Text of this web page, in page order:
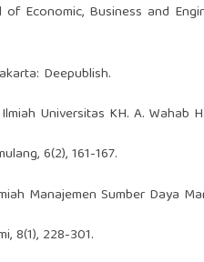
Economic, Business and
Deepublish.
Universitas KH. A. Wahab
6(2), 161-167.
Manajemen Sumber Daya
8(1), 228-301.